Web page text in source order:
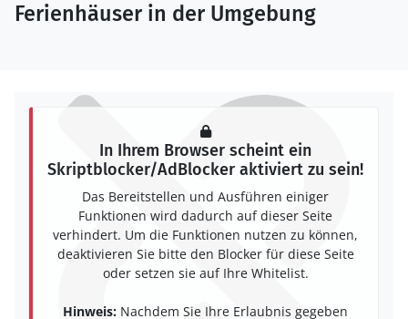
Ferienhäuser in der Umgebung
In Ihrem Browser scheint ein
Skriptblocker/AdBlocker aktiviert zu sein!
Das Bereitstellen und Ausführen einiger
Funktionen wird dadurch auf dieser Seite
verhindert. Um die Funktionen nutzen zu können,
deaktivieren Sie bitte den Blocker für diese Seite
oder setzen sie auf Ihre Whitelist.
Hinweis: Nachdem Sie Ihre Erlaubnis gegeben